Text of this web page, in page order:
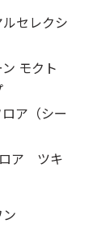
ルセレクシ
モクト
ア（シー
ロア ツキ